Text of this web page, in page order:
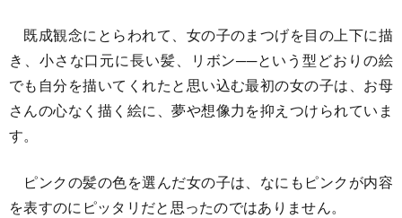
既成観念にとらわれて、女の子のまつげを目の上下に描
き、小さな口元に長い髪、リボン──という型どおりの絵
でも自分を描いてくれたと思い込む最初の女の子は、お母
さんの心なく描く絵に、夢や想像力を抑えつけられていま
す。
ピンクの髪の色を選んだ女の子は、なにもピンクが内容
を表すのにピッタリだと思ったのではありません。